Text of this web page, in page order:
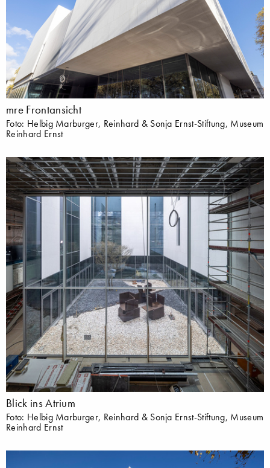
mre Frontansicht
Foto: Helbig Marburger, Reinhard & Sonja Ernst-Stiftung, Museum
Reinhard Ernst
Blick ins Atrium
Foto: Helbig Marburger, Reinhard & Sonja Ernst-Stiftung, Museum
Reinhard Ernst